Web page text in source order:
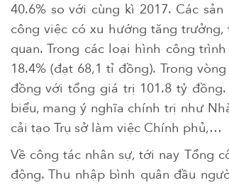
40.6% so với cùng kì 2017. Các
công việc có xu hướng tăng
quan. Trong các loại hình công
18.4% (đạt 68,1 tỉ đồng). Trong
đồng với tổng giá trị 101.8 tỷ
biểu, mang ý nghĩa chính trị như
cải tạo Trụ sở làm việc Chính phủ,…
Về công tác nhân sự, tới nay Tổng
động. Thu nhập bình quân đầu